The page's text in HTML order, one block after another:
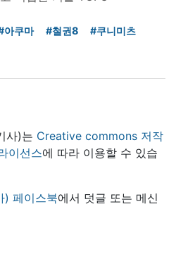
아쿠마 #철권8
#쿠니미츠
사)는 Creative commons 저작
이선스에 따라 이용할 수 있습
) 페이스북에서 덧글 또는 메신